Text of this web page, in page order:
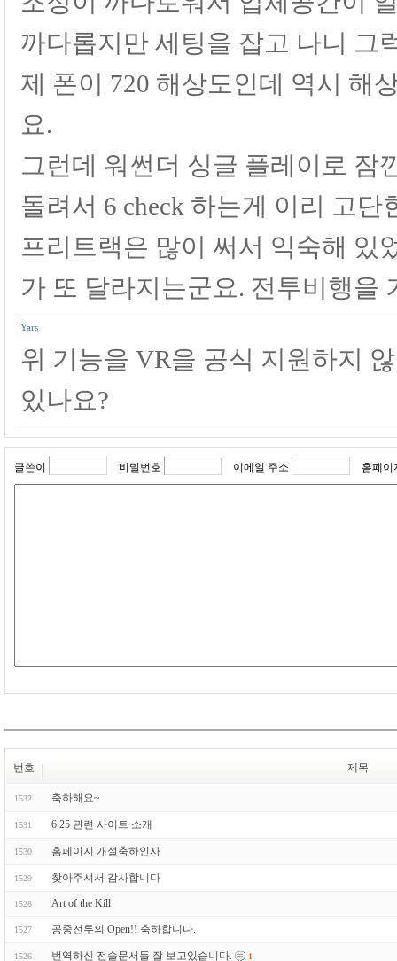
까다롭지만 세팅을 잡고 나니 그
제 폰이 720 해상도인데 역시 해
요.
그런데 워썬더 싱글 플레이로 잠
돌려서 6 check 하는게 이리 고단
프리트랙은 많이 써서 익숙해 있
가 또 달라지는군요. 전투비행을
Yars
위 기능을 VR을 공식 지원하지
있나요?
글쓴이 비밀번호 이메일 주소 홈페이
번호 제목
1532 축하해요~
1531 6.25 관련 사이트 소개
1530 홈페이지 개설축하인사
1529 찾아주셔서 감사합니다
1528 Art of the Kill
1527 공중전투의 Open!! 축하합니다.
1526 번역하신 전술문서들 잘 보고있습니다. 1